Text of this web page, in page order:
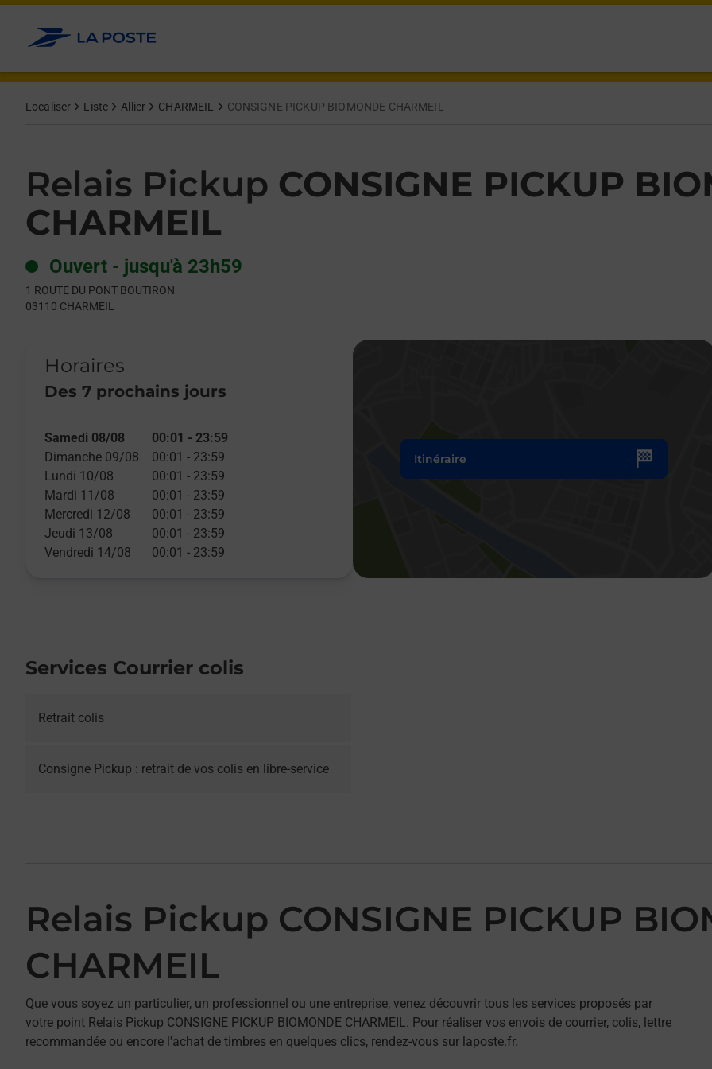
Allez au contenu
Localiser Liste Allier CHARMEIL CONSIGNE PICKUP BIOMONDE CHARMEIL
Relais Pickup CONSIGNE PICKUP
CHARMEIL
Ouvert - jusqu'à 23h59
1 ROUTE DU PONT BOUTIRON
03110 CHARMEIL
Horaires
Des 7 prochains jours
Day of the WeekHours
Samedi 08/08 00:01 - 23:59
Dimanche 09/08
00:01 - 23:59
Lundi 10/08
00:01 - 23:59
Mardi 11/08
00:01 - 23:59
Mercredi 12/08
00:01 - 23:59
Jeudi 13/08
00:01 - 23:59
Vendredi 14/08
00:01 - 23:59
Itinéraire
Services Courrier colis
Retrait colis
Consigne Pickup : retrait de vos colis en libre-service
Relais Pickup CONSIGNE PICKUP
CHARMEIL
Que vous soyez un particulier, un professionnel ou une entreprise, venez découvrir tous les services proposés par
votre point Relais Pickup CONSIGNE PICKUP BIOMONDE CHARMEIL. Pour réaliser vos envois de courrier, colis, lettre
recommandée ou encore l'achat de timbres en quelques clics, rendez-vous sur laposte.fr.
Get directions to Relais Pickup at 1 ROUTE DU PONT BOUTIRON CHARMEIL,
lien s'ouvre dans un nouvel onglet